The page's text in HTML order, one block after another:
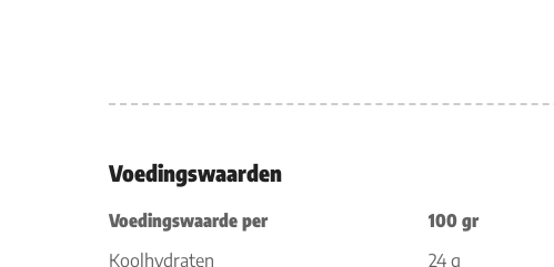
Voedingswaarden
Voedingswaarde per
100 gr
Koolhydraten
24 g